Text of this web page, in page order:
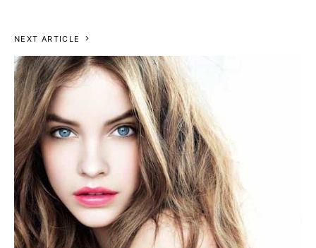
NEXT ARTICLE